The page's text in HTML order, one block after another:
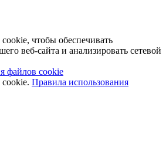
чтобы обеспечивать
веб-сайта и анализировать сетевой
файлов cookie
Правила использования